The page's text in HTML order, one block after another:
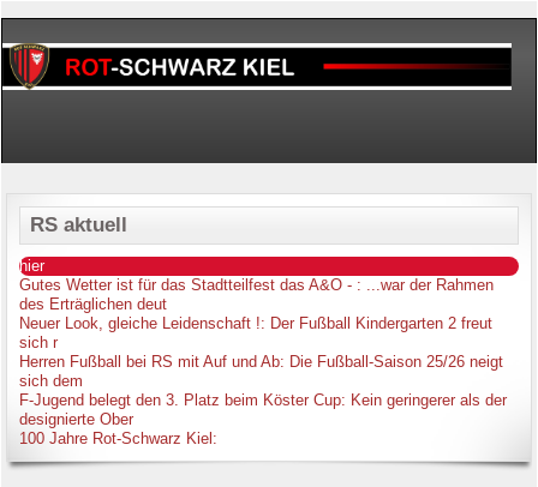
RS aktuell
hier
Gutes Wetter ist für das Stadtteilfest das A&O - : ...war der Rahmen
des Erträglichen deut
Neuer Look, gleiche Leidenschaft !: Der Fußball Kindergarten 2 freut
sich r
Herren Fußball bei RS mit Auf und Ab: Die Fußball-Saison 25/26 neigt
sich dem
F-Jugend belegt den 3. Platz beim Köster Cup: Kein geringerer als der
designierte Ober
100 Jahre Rot-Schwarz Kiel :